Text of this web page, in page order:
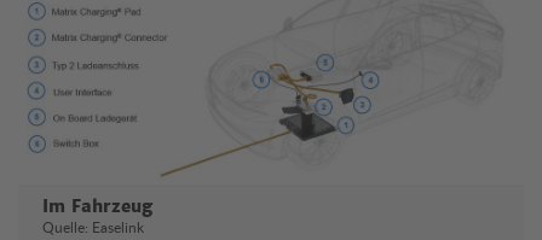
Im Fahrzeug
Quelle: Easelink